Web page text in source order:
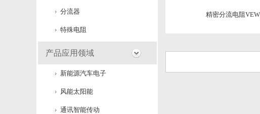
分流器
特殊电阻
产品应用领域
新能源汽车电子
风能太阳能
通讯智能传动
精密分流电阻